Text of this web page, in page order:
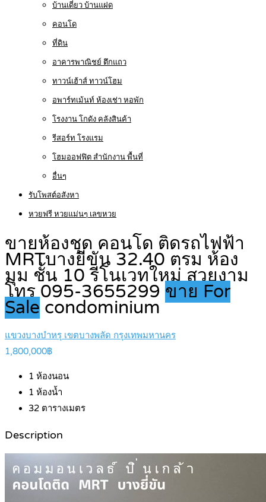
บ้านเดี่ยว บ้านแฝด
คอนโด
ที่ดิน
อาคารพาณิชย์ ตึกแถว
ทาวน์เฮ้าส์ ทาวน์โฮม
อพาร์ทเม้นท์ ห้องเช่า หอพัก
โรงงาน โกดัง คลังสินค้า
รีสอร์ท โรงแรม
โฮมออฟฟิต สำนักงาน พื้นที่
อื่นๆ
รับโพสต์อสังหา
หวยฟรี หวยแม่นๆ เลขหวย
ขายห้องชุด คอนโด ติดรถไฟฟ้า
MRTบางยี่ขัน 32.40 ตรม ห้อง
มุม ชั้น 10 รีโนเวทใหม่ สวยงาม
โทร 095-3655299 ขาย For
Sale condominium
แขวงบางบำหรุ เขตบางพลัด กรุงเทพมหานคร
1,800,000฿
1 ห้องนอน
1 ห้องน้ำ
32 ตารางเมตร
Description